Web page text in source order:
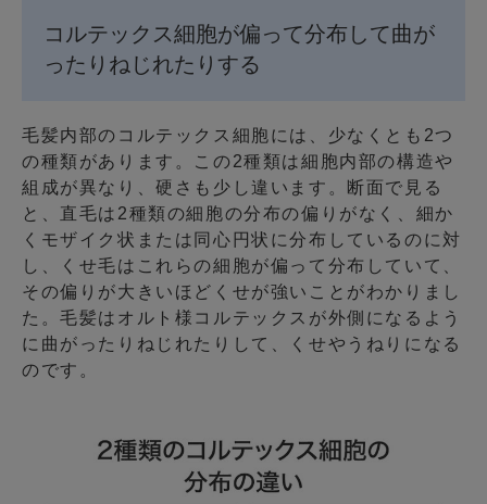
コルテックス細胞が偏って分布して曲が
ったりねじれたりする
毛髪内部のコルテックス細胞には、少なくとも2つ
の種類があります。この2種類は細胞内部の構造や
組成が異なり、硬さも少し違います。断面で見る
と、 直毛は2種類の細胞の分布の偏りがなく、細か
くモザイク状または同心円状に分布しているのに対
し、
くせ毛はこれらの細胞が偏って分布していて、
その偏りが大きいほどくせが強いことがわかりまし
た。毛髪はオルト様コルテックスが外側になるよう
に曲がったりねじれたりして、くせやうねりになる
のです。